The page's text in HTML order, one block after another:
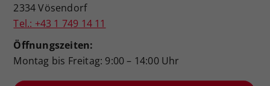
2334 Vösendorf
Tel.: +43 1 749 14 11
Öffnungszeiten:
Montag bis Freitag: 9:00 – 14:00 Uhr